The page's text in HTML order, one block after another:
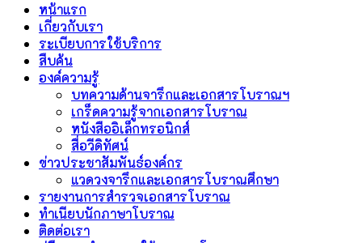
หน้าแรก
เกี่ยวกับเรา
ระเบียบการใช้บริการ
สืบค้น
องค์ความรู้
บทความด้านจารึกและเอกสารโบราณฯ
เกร็ดความรู้จากเอกสารโบราณ
หนังสืออิเล็กทรอนิกส์
สื่อวีดิทัศน์
ข่าวประชาสัมพันธ์องค์กร
แวดวงจารึกและเอกสารโบราณศึกษา
รายงานการสำรวจเอกสารโบราณ
ทำเนียบนักภาษาโบราณ
ติดต่อเรา